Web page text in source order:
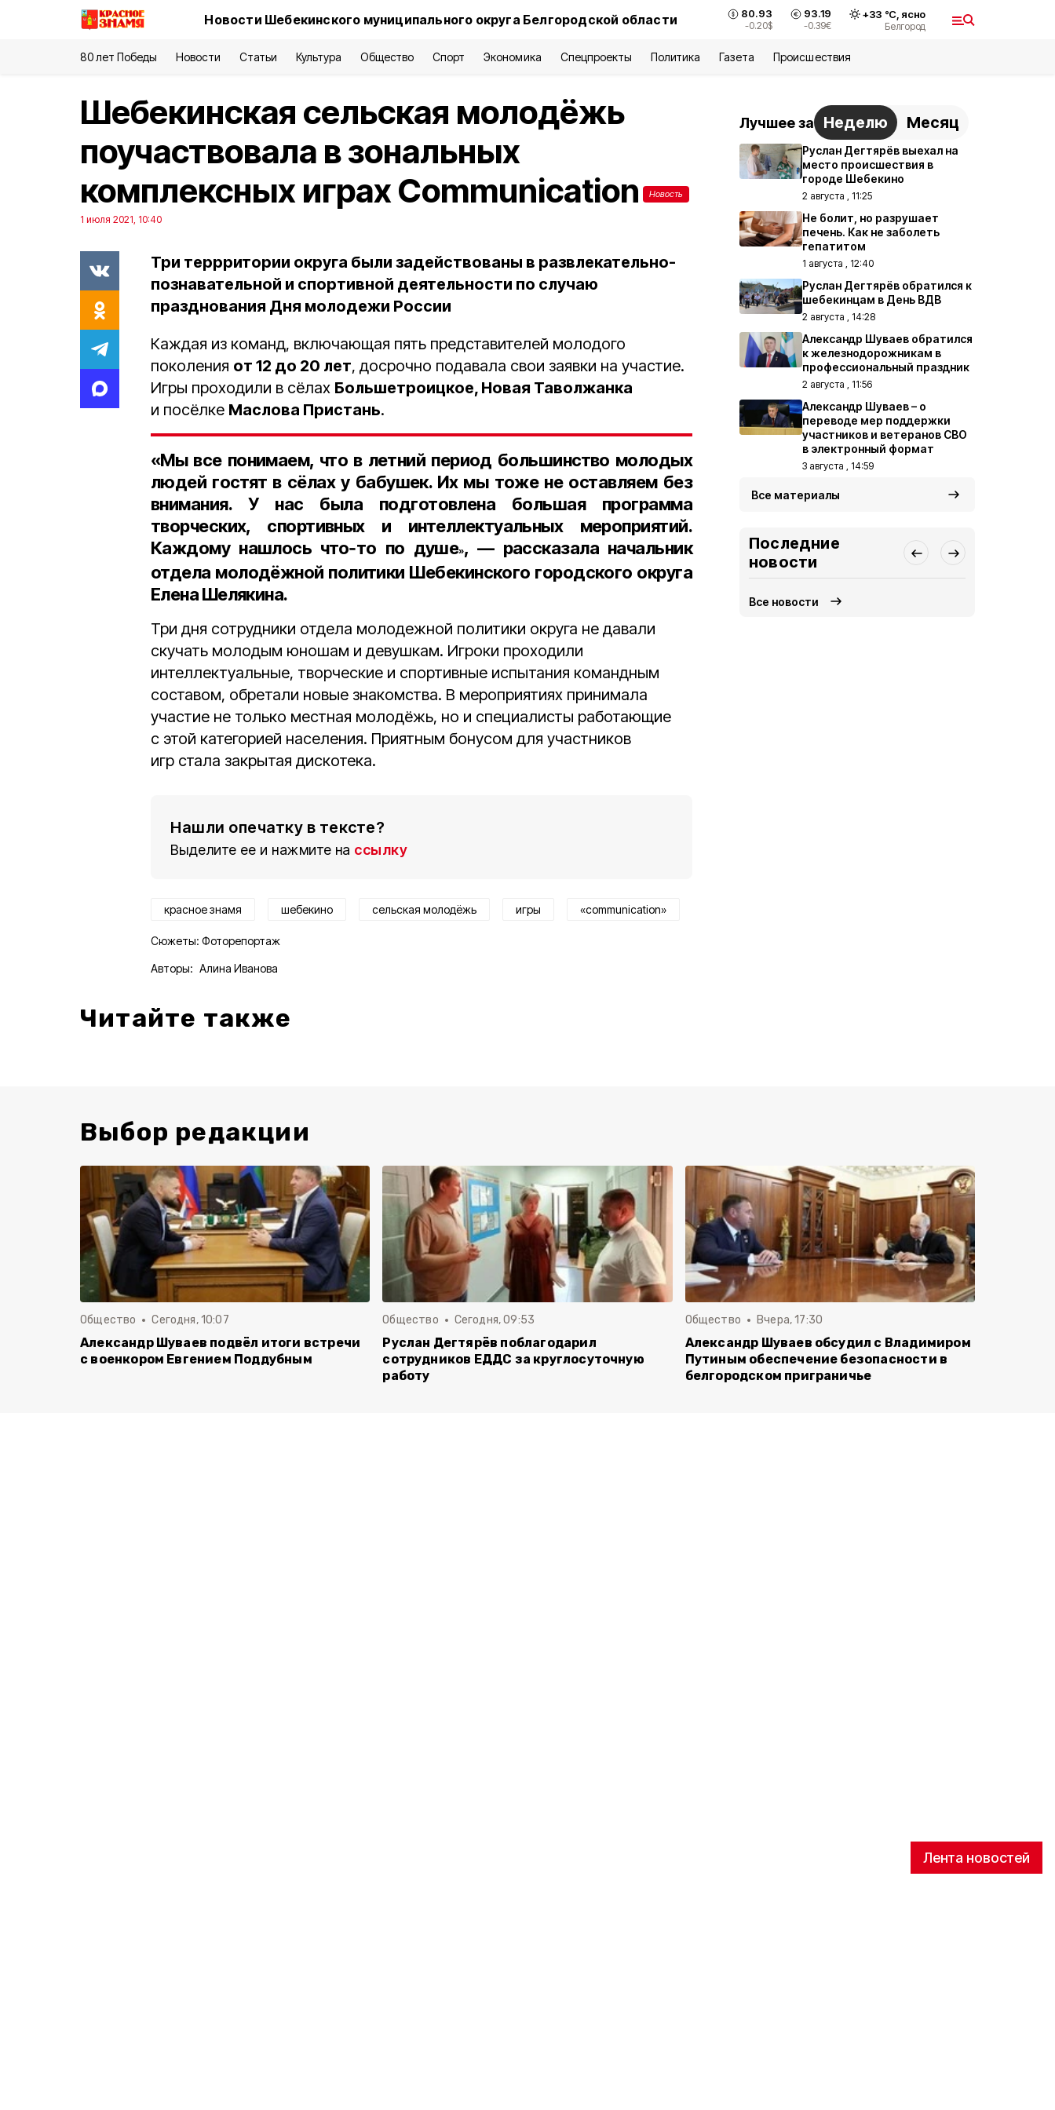
Новости Шебекинского муниципального округа Белгородской области 80.93
-0.20$
93.19
-0.39€
+33 °С, ясно
Белгород
80 лет Победы Новости Статьи Культура Общество Спорт Экономика Спецпроекты Политика Газета Происшествия
Лента новостей
Шебекинская сельская молодёжь
поучаствовала в зональных
комплексных играх Communication
Новость
1 июля 2021, 10:40
Три террритории округа были задействованы в развлекательно-
познавательной и спортивной деятельности по случаю
празднования Дня молодежи России
Каждая из команд, включающая пять представителей молодого
поколения от 12 до 20 лет, досрочно подавала свои заявки на участие.
Игры проходили в сёлах Большетроицкое, Новая Таволжанка
и посёлке Маслова Пристань.
«Мы все понимаем, что в летний период большинство молодых
людей гостят в сёлах у бабушек. Их мы тоже не оставляем без
внимания. У нас была подготовлена большая программа
творческих, спортивных и интеллектуальных мероприятий.
Каждому нашлось что‑то по душе», — рассказала начальник
отдела молодёжной политики Шебекинского городского округа
Елена Шелякина.
Три дня сотрудники отдела молодежной политики округа не давали
скучать молодым юношам и девушкам. Игроки проходили
интеллектуальные, творческие и спортивные испытания командным
составом, обретали новые знакомства. В мероприятиях принимала
участие не только местная молодёжь, но и специалисты работающие
с этой категорией населения. Приятным бонусом для участников
игр стала закрытая дискотека.
Нашли опечатку в тексте?
Выделите ее и нажмите на ссылку
красное знамя шебекино сельская молодёжь игры «communication»
Сюжеты: Фоторепортаж
Авторы: Алина Иванова
Читайте также
Лучшее за Неделю Месяц
Руслан Дегтярёв выехал на
место происшествия в
городе Шебекино
2 августа , 11:25
Не болит, но разрушает
печень. Как не заболеть
гепатитом
1 августа , 12:40
Руслан Дегтярёв обратился к
шебекинцам в День ВДВ
2 августа , 14:28
Александр Шуваев обратился
к железнодорожникам в
профессиональный праздник
2 августа , 11:56
Александр Шуваев – о
переводе мер поддержки
участников и ветеранов СВО
в электронный формат
3 августа , 14:59
Все материалы
Последние
новости
Все новости
Выбор редакции
Общество Сегодня, 10:07
Александр Шуваев подвёл итоги встречи
с военкором Евгением Поддубным
Общество Сегодня, 09:53
Руслан Дегтярёв поблагодарил
сотрудников ЕДДС за круглосуточную
работу
Общество Вчера, 17:30
Александр Шуваев обсудил с Владимиром
Путиным обеспечение безопасности в
белгородском приграничье